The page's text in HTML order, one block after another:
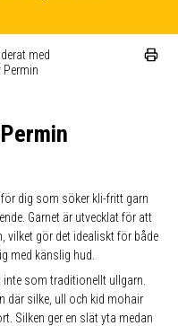
med
Permin
för dig som söker kli-fritt garn
Garnet är utvecklat för att
vilket gör det idealiskt för både
med känslig hud.
som traditionellt ullgarn.
där silke, ull och kid mohair
Silken ger en slät yta medan